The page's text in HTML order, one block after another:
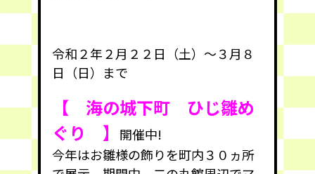
令和２年２月２２日（土）～３月８
日（日）まで
【 海の城下町 ひじ雛め
ぐり 】
開催中!
今年はお雛様の飾りを町内３０ヵ所